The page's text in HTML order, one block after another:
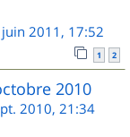
2011, 17:52
1 2
2010
2010, 21:34